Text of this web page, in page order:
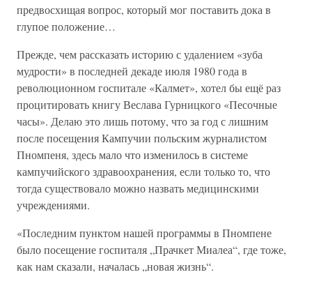
предвосхищая вопрос, который мог поставить дока в
глупое положение…
Прежде, чем рассказать историю с удалением «зуба
мудрости» в последней декаде июля 1980 года в
революционном госпитале «Калмет», хотел бы ещё раз
процитировать книгу Веслава Гурницкого «Песочные
часы». Делаю это лишь потому, что за год с лишним
после посещения Кампучии польским журналистом
Пномпеня, здесь мало что изменилось в системе
кампучийского здравоохранения, если только то, что
тогда существовало можно назвать медицинскими
учреждениями.
«Последним пунктом нашей программы в Пномпене
было посещение госпиталя „Прачкет Миалеа“, где тоже,
как нам сказали, началась „новая жизнь“.